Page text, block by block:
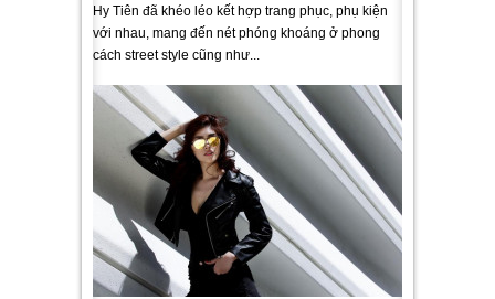
Hy Tiên đã khéo léo kết hợp trang phục, phụ kiện
với nhau, mang đến nét phóng khoáng ở phong
cách street style cũng như...